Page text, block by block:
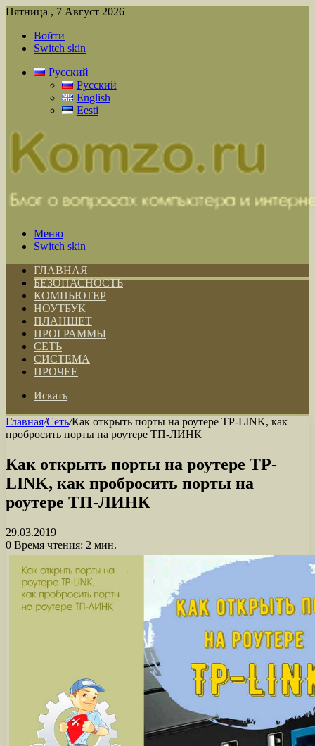
Пятница , 7 Август 2026
Войти
Switch skin
Русский
Русский
English
Eesti
Меню
Switch skin
ГЛАВНАЯ
БЕЗОПАСНОСТЬ
КОМПЬЮТЕР
НОУТБУК
ПЛАНШЕТ
ПРОГРАММЫ
СЕТЬ
СИСТЕМА
ПРОЧЕЕ
Искать
Главная/Сеть/Как открыть порты на роутере TP-LINK, как
пробросить порты на роутере ТП-ЛИНК
Как открыть порты на роутере TP-
LINK, как пробросить порты на
роутере ТП-ЛИНК
29.03.2019
0 Время чтения: 2 мин.